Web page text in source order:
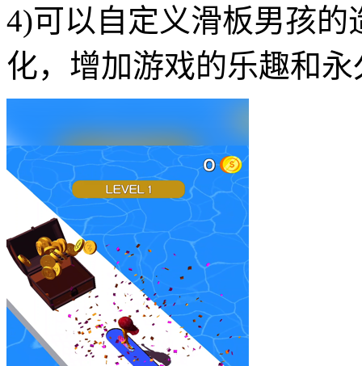
4)可以自定义滑板男孩
化，增加游戏的乐趣和永